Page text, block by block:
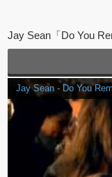
Jay Sean「Do You
Jay Sean - Do You